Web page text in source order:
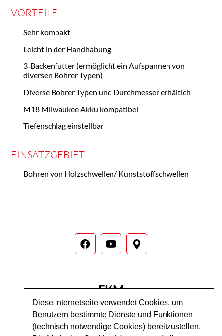
Diese Internetseite verwendet Cookies, um
Benutzern bestimmte Dienste und Funktionen
(technisch notwendige Cookies) bereitzustellen.
VORTEILE
Sehr kompakt
Leicht in der Handhabung
3‑Backenfutter (ermöglicht ein Aufspannen von
diversen Bohrer Typen)
Diverse Bohrer Typen und Durchmesser erhältich
M18 Milwaukee Akku kompatibel
Tiefenschlag einstellbar
EINSATZGEBIET
Bohren von Holzschwellen/​ Kunststoffschwellen
FKM
SCHLEIFSYSTEMTECHNIK GmbH
Zustelladresse:Bahnhofstraße 2, A‑4481 Asten